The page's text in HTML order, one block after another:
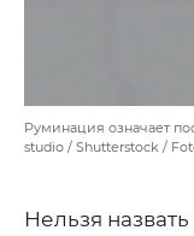
Руминация означает
studio / Shutterstock /
Нельзя